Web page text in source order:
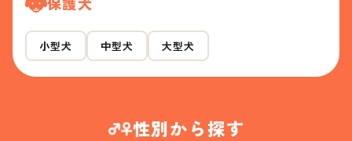
小型犬 中型犬 大型犬
性別から探す